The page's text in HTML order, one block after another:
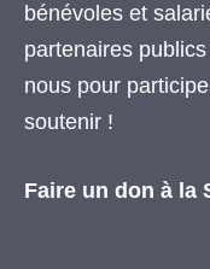
bénévoles et
partenaires
nous pour
soutenir !
Faire un don à la